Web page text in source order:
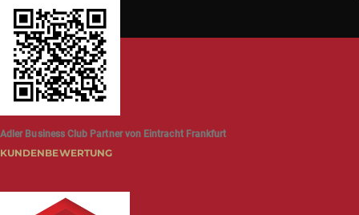
Adler Business Club Partner von Eintracht Frankfurt
KUNDENBEWERTUNG